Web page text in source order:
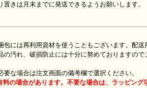
きは月末までに発送できるようお願いします。
には再利用資材を使うこともございます。配送
の汚れ、破損防止には十分に努めておりますので
な場合は注文画面の備考欄で選択ください。
料の場合があります。不要な場合は、ラッピング